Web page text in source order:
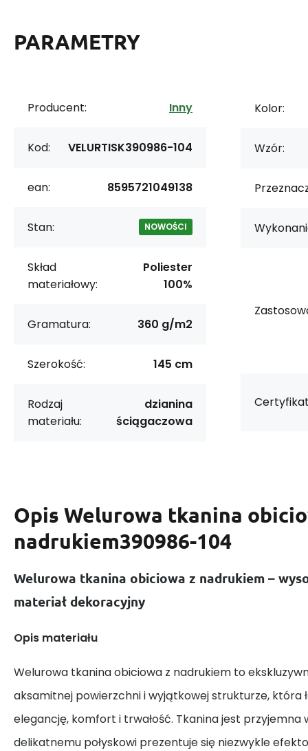
PARAMETRY
Producent: Inny
Kod: VELURTISK390986-104
ean: 8595721049138
Stan: NOWOŚCI
Skład
materiałowy:
Poliester
100%
Gramatura: 360 g/m2
Szerokość: 145 cm
Rodzaj
materiału:
dzianina
ściągaczowa
Kolor:
Wzór:
Opis Welurowa tkanina
nadrukiem390986-104
Welurowa tkanina obiciowa z nadrukiem –
materiał dekoracyjny
Opis materiału
Welurowa tkanina obiciowa z nadrukiem to
aksamitnej powierzchni i wyjątkowej strukturze, która
elegancję, komfort i trwałość. Tkanina jest przyjemna
delikatnemu połyskowi prezentuje się niezwykle